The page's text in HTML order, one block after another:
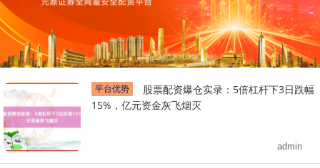
平台优势
15%，亿元资金灰飞烟灭
admin